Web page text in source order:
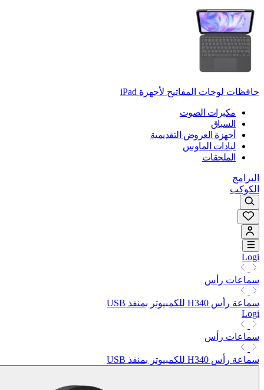
حافظات لوحات المفاتيح لأجهزة ‏iPad
مكبرات الصوت
السباق
أجهزة العروض التقديمية
لبادات الماوس
الملحقات
البرامج
الكوكب
Logi
سماعات رأس
سماعة رأس H340 للكمبيوتر بمنفذ USB
Logi
سماعات رأس
سماعة رأس H340 للكمبيوتر بمنفذ USB